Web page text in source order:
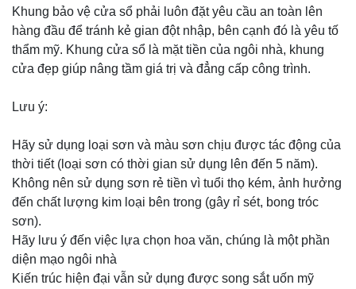
Khung bảo vệ cửa sổ phải luôn đặt yêu cầu an toàn lên
hàng đầu để tránh kẻ gian đột nhập, bên cạnh đó là yêu tố
thẩm mỹ. Khung cửa sổ là mặt tiền của ngôi nhà, khung
cửa đẹp giúp nâng tầm giá trị và đẳng cấp công trình.
Lưu ý:
Hãy sử dụng loại sơn và màu sơn chịu được tác động của
thời tiết (loại sơn có thời gian sử dụng lên đến 5 năm).
Không nên sử dụng sơn rẻ tiền vì tuổi thọ kém, ảnh hưởng
đến chất lượng kim loại bên trong (gây rỉ sét, bong tróc
sơn).
Hãy lưu ý đến việc lựa chọn hoa văn, chúng là một phần
diện mạo ngôi nhà
Kiến trúc hiện đại vẫn sử dụng được song sắt uốn mỹ